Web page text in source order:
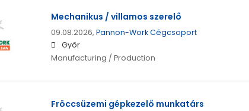
Mechanikus / villamos szerelő
09.08.2026, Pannon-Work Cégcsoport
Győr
Manufacturing / Production
Fröccsüzemi gépkezelő munkatárs